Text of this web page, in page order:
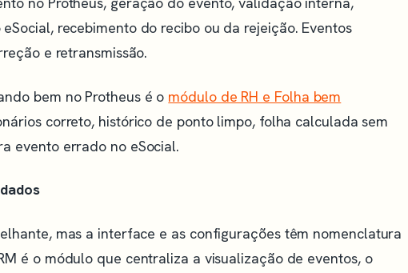
recebimento do recibo ou da rejeição. Eventos
e retransmissão.
bem no Protheus é o módulo de RH e Folha bem
correto, histórico de ponto limpo, folha calculada sem
evento errado no eSocial.
mas a interface e as configurações têm nomenclatura
é o módulo que centraliza a visualização de eventos, o